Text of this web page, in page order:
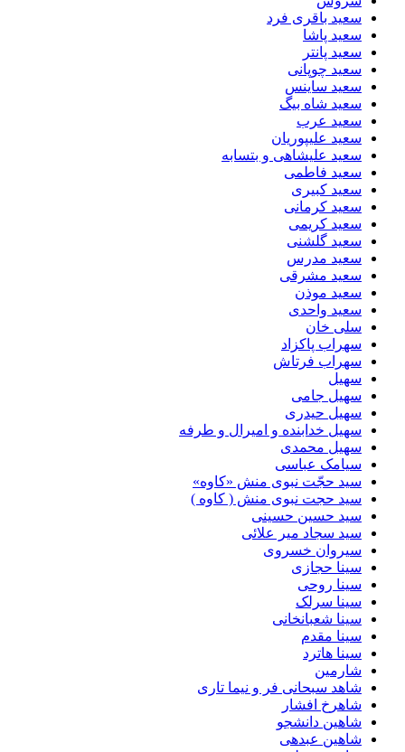
سعید باقری فرد
سعید پاشا
سعید پانتر
سعید چوپانی
سعید ساینس
سعید شاه بیگ
سعید عرب
سعید علیپوریان
سعید علیشاهی و بتسابه
سعید فاطمی
سعید کبیری
سعید کرمانی
سعید کریمی
سعید گلشنی
سعید مدرس
سعید مشرقی
سعید موذن
سعید واحدی
سلی خان
سهراب پاکزاد
سهراب فرتاش
سهیل
سهیل جامی
سهیل حیدری
سهیل خدابنده و امیرال و طرفه
سهیل محمدی
سیامک عباسی
سید حجّت نبوی منش «کاوه»
سید حجت نبوی منش ( کاوه )
سید حسین حسینى
سید سجاد میر علائی
سیروان خسروی
سینا حجازی
سینا روحی
سینا سرلک
سینا شعبانخانی
سینا مقدم
سینا هاترد
شارمین
شاهد سبحانی فر و نیما تاری
شاهرخ افشار
شاهین دانشجو
شاهین عبدهی